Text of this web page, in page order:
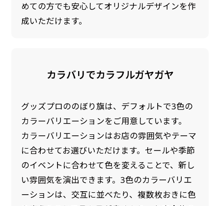
めての方でも安心してオリジナルデザインを作
成いただけます。
カラバリでカラフルガヤガヤ
グッズプロののぼり旗は、デフォルトで3色の
カラーバリエーションをご用意しています。
カラーバリエーションはお店の雰囲気やテーマ
に合わせてお選びいただけます。セールや季節
のイベントに合わせて色を変えることで、新し
い雰囲気を演出できます。3色のカラーバリエ
ーションは、交互に並べたり、複数枚おきに色